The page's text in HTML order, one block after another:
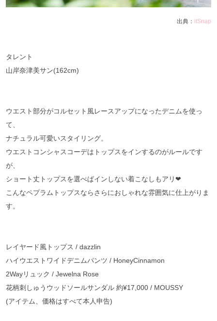
出典： itSnap
タレント
山岸奈津美サン(162cm)
ウエスト部分がコルセット風レースアップになったデニムを使っ
て、
ナチュラル可愛いスタイリング。
ウエストコンシャスコーデはトップスをインするのがルールです
が、
ショート丈トップスを選べばインしない着こなしもアリ❤︎
こんなペプラムトップスならさらにおしゃれな雰囲気に仕上がりま
す。
レイヤード風トップス / dazzlin
ハイウエストワイドデニムパンツ / HoneyCinnamon
2Wayリュック / Jewelna Rose
花柄刺しゅうウッドソールサンダル 約¥17,000 / MOUSSY
(アイテム、価格はすべて本人申告)